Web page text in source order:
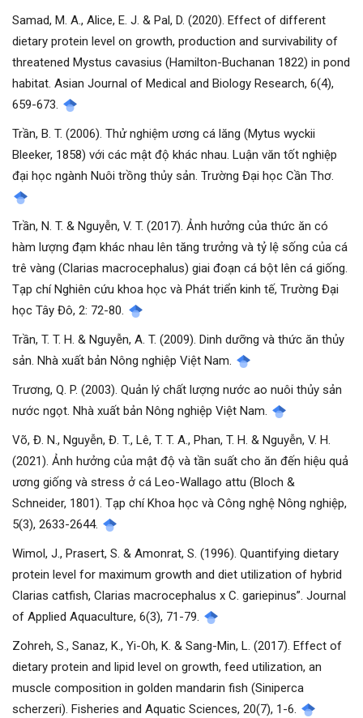
Samad, M. A., Alice, E. J. & Pal, D. (2020). Effect of different
dietary protein level on growth, production and survivability of
threatened Mystus cavasius (Hamilton-Buchanan 1822) in pond
habitat. Asian Journal of Medical and Biology Research, 6(4),
659-673.
Trần, B. T. (2006). Thử nghiệm ương cá lăng (Mytus wyckii
Bleeker, 1858) với các mật độ khác nhau. Luận văn tốt nghiệp
đại học ngành Nuôi trồng thủy sản. Trường Đại học Cần Thơ.
Trần, N. T. & Nguyễn, V. T. (2017). Ảnh hưởng của thức ăn có
hàm lượng đạm khác nhau lên tăng trưởng và tỷ lệ sống của cá
trê vàng (Clarias macrocephalus) giai đoạn cá bột lên cá giống.
Tạp chí Nghiên cứu khoa học và Phát triển kinh tế, Trường Đại
học Tây Đô, 2: 72-80.
Trần, T. T. H. & Nguyễn, A. T. (2009). Dinh dưỡng và thức ăn thủy
sản. Nhà xuất bản Nông nghiệp Việt Nam.
Trương, Q. P. (2003). Quản lý chất lượng nước ao nuôi thủy sản
nước ngọt. Nhà xuất bản Nông nghiệp Việt Nam.
Võ, Đ. N., Nguyễn, Đ. T., Lê, T. T. A., Phan, T. H. & Nguyễn, V. H.
(2021). Ảnh hưởng của mật độ và tần suất cho ăn đến hiệu quả
ương giống và stress ở cá Leo-Wallago attu (Bloch &
Schneider, 1801). Tạp chí Khoa học và Công nghệ Nông nghiệp,
5(3), 2633-2644.
Wimol, J., Prasert, S. & Amonrat, S. (1996). Quantifying dietary
protein level for maximum growth and diet utilization of hybrid
Clarias catfish, Clarias macrocephalus x C. gariepinus”. Journal
of Applied Aquaculture, 6(3), 71-79.
Zohreh, S., Sanaz, K., Yi-Oh, K. & Sang-Min, L. (2017). Effect of
dietary protein and lipid level on growth, feed utilization, an
muscle composition in golden mandarin fish (Siniperca
scherzeri). Fisheries and Aquatic Sciences, 20(7), 1-6.